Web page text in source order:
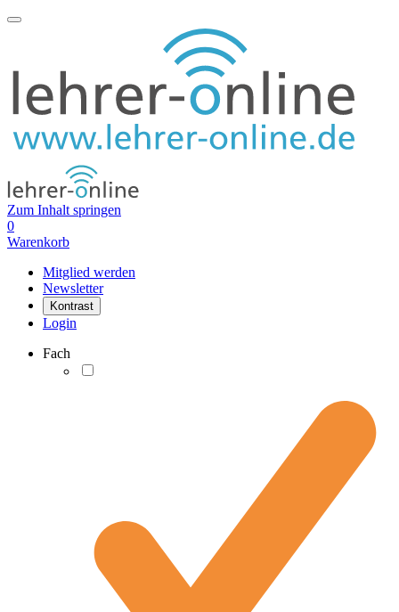
Zum Inhalt springen
0
Warenkorb
Mitglied werden
Newsletter
Kontrast
Login
Fach